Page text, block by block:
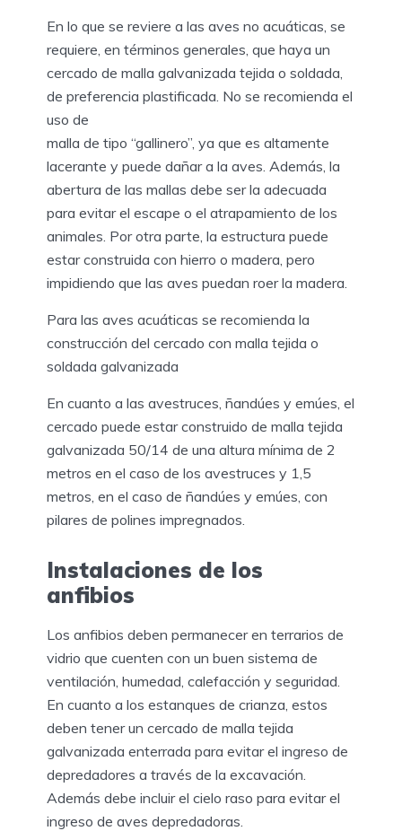
En lo que se reviere a las aves no acuáticas, se
requiere, en términos generales, que haya un
cercado de malla galvanizada tejida o soldada,
de preferencia plastificada. No se recomienda el
uso de
malla de tipo “gallinero”, ya que es altamente
lacerante y puede dañar a la aves. Además, la
abertura de las mallas debe ser la adecuada
para evitar el escape o el atrapamiento de los
animales. Por otra parte, la estructura puede
estar construida con hierro o madera, pero
impidiendo que las aves puedan roer la madera.
Para las aves acuáticas se recomienda la
construcción del cercado con malla tejida o
soldada galvanizada
En cuanto a las avestruces, ñandúes y emúes, el
cercado puede estar construido de malla tejida
galvanizada 50/14 de una altura mínima de 2
metros en el caso de los avestruces y 1,5
metros, en el caso de ñandúes y emúes, con
pilares de polines impregnados.
Instalaciones de los
anfibios
Los anfibios deben permanecer en terrarios de
vidrio que cuenten con un buen sistema de
ventilación, humedad, calefacción y seguridad.
En cuanto a los estanques de crianza, estos
deben tener un cercado de malla tejida
galvanizada enterrada para evitar el ingreso de
depredadores a través de la excavación.
Además debe incluir el cielo raso para evitar el
ingreso de aves depredadoras.